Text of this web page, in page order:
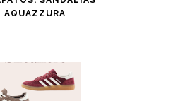
AQUAZZURA